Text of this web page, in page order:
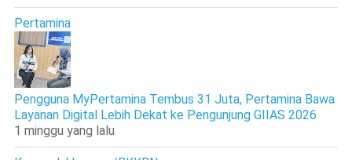
Pertamina
Pengguna MyPertamina Tembus 31 Juta, Pertamina Bawa
Layanan Digital Lebih Dekat ke Pengunjung GIIAS 2026
1 minggu yang lalu